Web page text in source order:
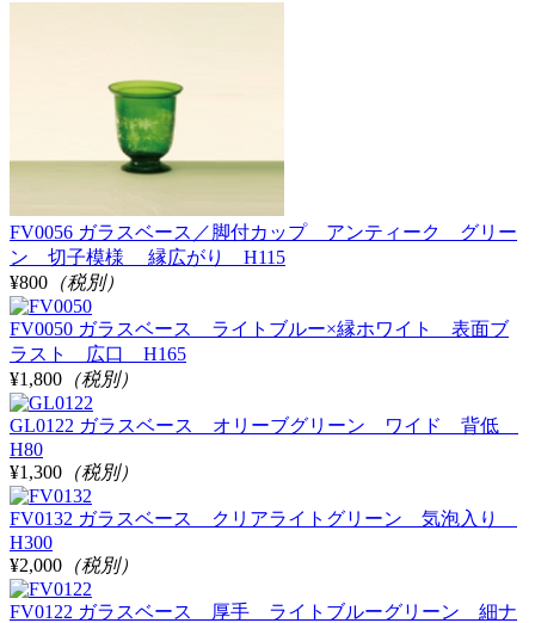
FV0056 ガラスベース／脚付カップ アンティーク グリー
ン 切子模様 縁広がり H115
¥800 （税別）
FV0050 ガラスベース ライトブルー×縁ホワイト 表面ブ
ラスト 広口 H165
¥1,800 （税別）
GL0122 ガラスベース オリーブグリーン ワイド 背低
H80
¥1,300 （税別）
FV0132 ガラスベース クリアライトグリーン 気泡入り
H300
¥2,000 （税別）
FV0122 ガラスベース 厚手 ライトブルーグリーン 細ナ